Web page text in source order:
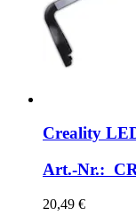
Creality
Art.-Nr.:
20,49 €